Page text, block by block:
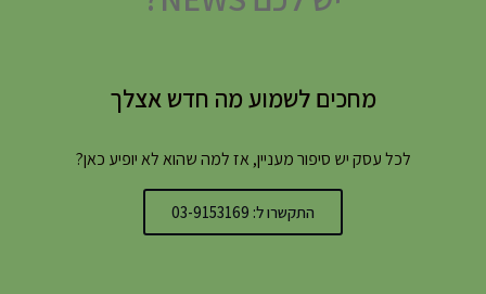
מחכים לשמוע מה חדש אצלך
לכל עסק יש סיפור מעניין, אז למה שהוא לא יופיע כאן?
התקשרו ל: 03-9153169